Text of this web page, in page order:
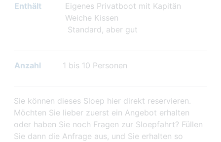
Enthält
Eigenes Privatboot mit Kapitän
Weiche Kissen
Standard, aber gut
Anzahl 1 bis 10 Personen
Sie können dieses Sloep hier direkt reservieren.
Möchten Sie lieber zuerst ein Angebot erhalten
oder haben Sie noch Fragen zur Sloepfahrt? Füllen
Sie dann die Anfrage aus, und Sie erhalten so